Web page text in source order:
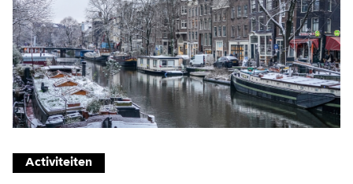
Activiteiten